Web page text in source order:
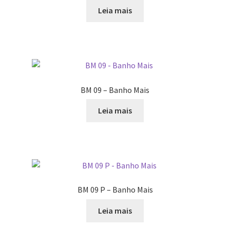
Leia mais
BM 09 – Banho Mais
Leia mais
BM 09 P – Banho Mais
Leia mais